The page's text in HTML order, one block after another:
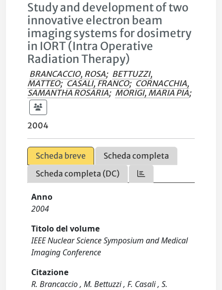
Study and development of two
innovative electron beam
imaging systems for dosimetry
in IORT (Intra Operative
Radiation Therapy)
BRANCACCIO, ROSA; BETTUZZI,
MATTEO; CASALI, FRANCO; CORNACCHIA,
SAMANTHA ROSARIA; MORIGI, MARIA PIA;
2004
Scheda breve
Scheda completa
Scheda completa (DC)
Anno
2004
Titolo del volume
IEEE Nuclear Science Symposium and Medical
Imaging Conference
Citazione
R. Brancaccio , M. Bettuzzi , F. Casali , S.